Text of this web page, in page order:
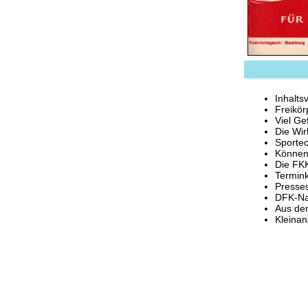
Viel
Die
Die
DFK-
Aus